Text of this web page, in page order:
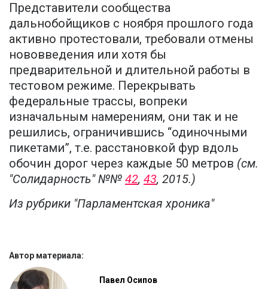
Представители сообщества
дальнобойщиков с ноября прошлого года
активно протестовали, требовали отмены
нововведения или хотя бы
предварительной и длительной работы в
тестовом режиме. Перекрывать
федеральные трассы, вопреки
изначальным намерениям, они так и не
решились, ограничившись “одиночными
пикетами”, т.е. расстановкой фур вдоль
обочин дорог через каждые 50 метров (см.
"Солидарность" №№ 42, 43, 2015.)
Из рубрики "Парламентская хроника"
Автор материала:
Павел Осипов